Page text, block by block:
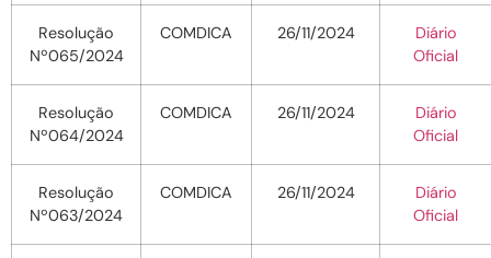
Resolução
Nº065/2024
COMDICA 26/11/2024
Diário
Oficial
Resolução
Nº064/2024
COMDICA 26/11/2024
Diário
Oficial
Resolução
Nº063/2024
COMDICA 26/11/2024
Diário
Oficial